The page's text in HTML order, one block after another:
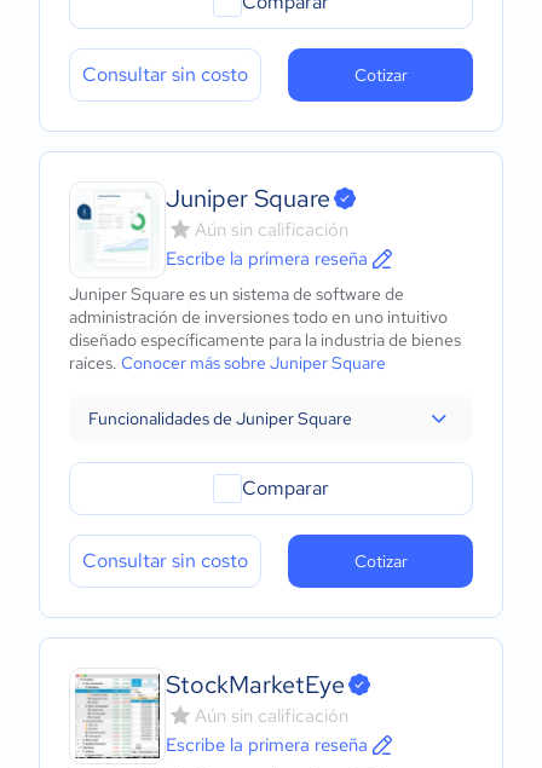
Consultar sin costo Cotizar
Juniper Square
Aún sin calificación
Escribe la primera reseña
Juniper Square es un sistema de software de
administración de inversiones todo en uno intuitivo
diseñado específicamente para la industria de bienes
raíces. Conocer más sobre Juniper Square
Funcionalidades de Juniper Square
Comparar
Consultar sin costo Cotizar
StockMarketEye
Aún sin calificación
Escribe la primera reseña